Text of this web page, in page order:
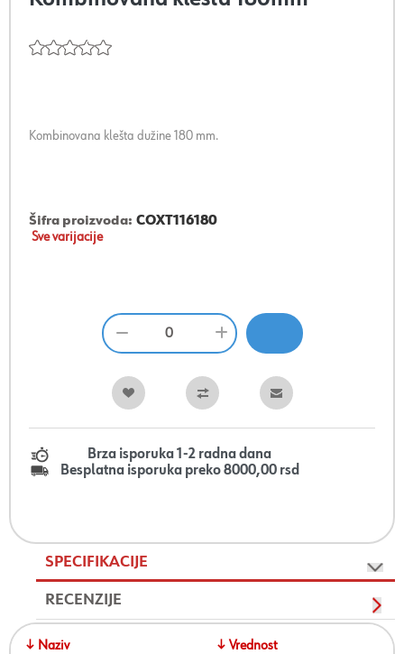
Kombinovana klešta dužine 180 mm.
Šifra proizvoda: COXT116180
Sve varijacije
Brza isporuka 1-2 radna dana
Besplatna isporuka preko 8000,00 rsd
SPECIFIKACIJE
RECENZIJE
↓ Naziv ↓ Vrednost